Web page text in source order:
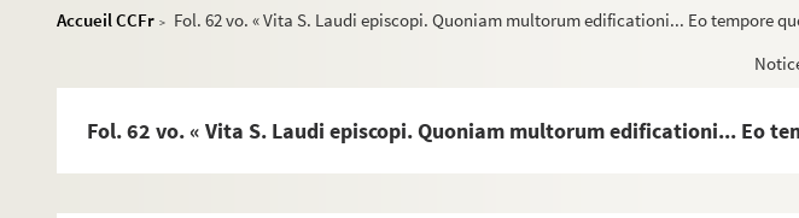
Accueil CCFr >
Fol. 62 vo. « Vita S. Laudi episcopi. Quoniam multorum edificationi... Eo tempore
Fol. 62 vo. « Vita S. Laudi episcopi. Quoniam multorum edificationi... Eo
Ms U-1. Confessions de foi des Églises orientales, envoyées de Constantinople, par le marquis
Fol. 1. « ...fabricavit ecclesias unam in honore sancti Petri... Explicit vita sancti Egidii abbatis